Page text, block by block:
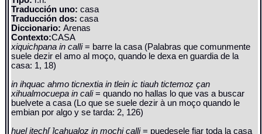
Traducción uno: casa
Traducción dos: casa
Diccionario:Arenas
Contexto:CASA
xiquichpana in calli= barre la casa (Palabras que comunmente
suele dezir el amo al moço, quando le dexa en guardia de la
casa: 1, 18)
in ihquac ahmo ticnextia in tlein ic tiauh tictemoz çan
xihualmocuepa in cali= quando no hallas lo que vas a buscar
buelvete a casa (Lo que se suele dezir à un moço quando le
embian por algo y se tarda: 2, 126)
huel itech[ ]cahualoz in mochi calli= puedesele fiar toda la casa